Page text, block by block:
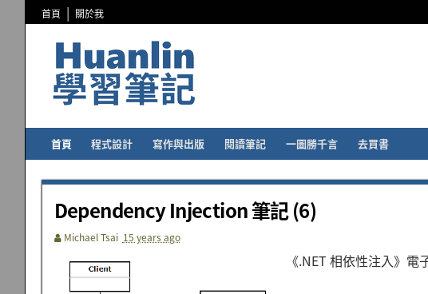
首頁 關於我
首頁 程式設計 寫作與出版 閱讀筆記 一圖勝千言 去買書
Dependency Injection 筆記 (6)
Michael Tsai 15 years ago
《.NET 相依性注入》電